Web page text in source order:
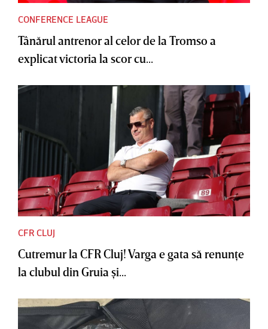
CONFERENCE LEAGUE
Tânărul antrenor al celor de la Tromso a
explicat victoria la scor cu...
CFR CLUJ
Cutremur la CFR Cluj! Varga e gata să renunţe
la clubul din Gruia şi...